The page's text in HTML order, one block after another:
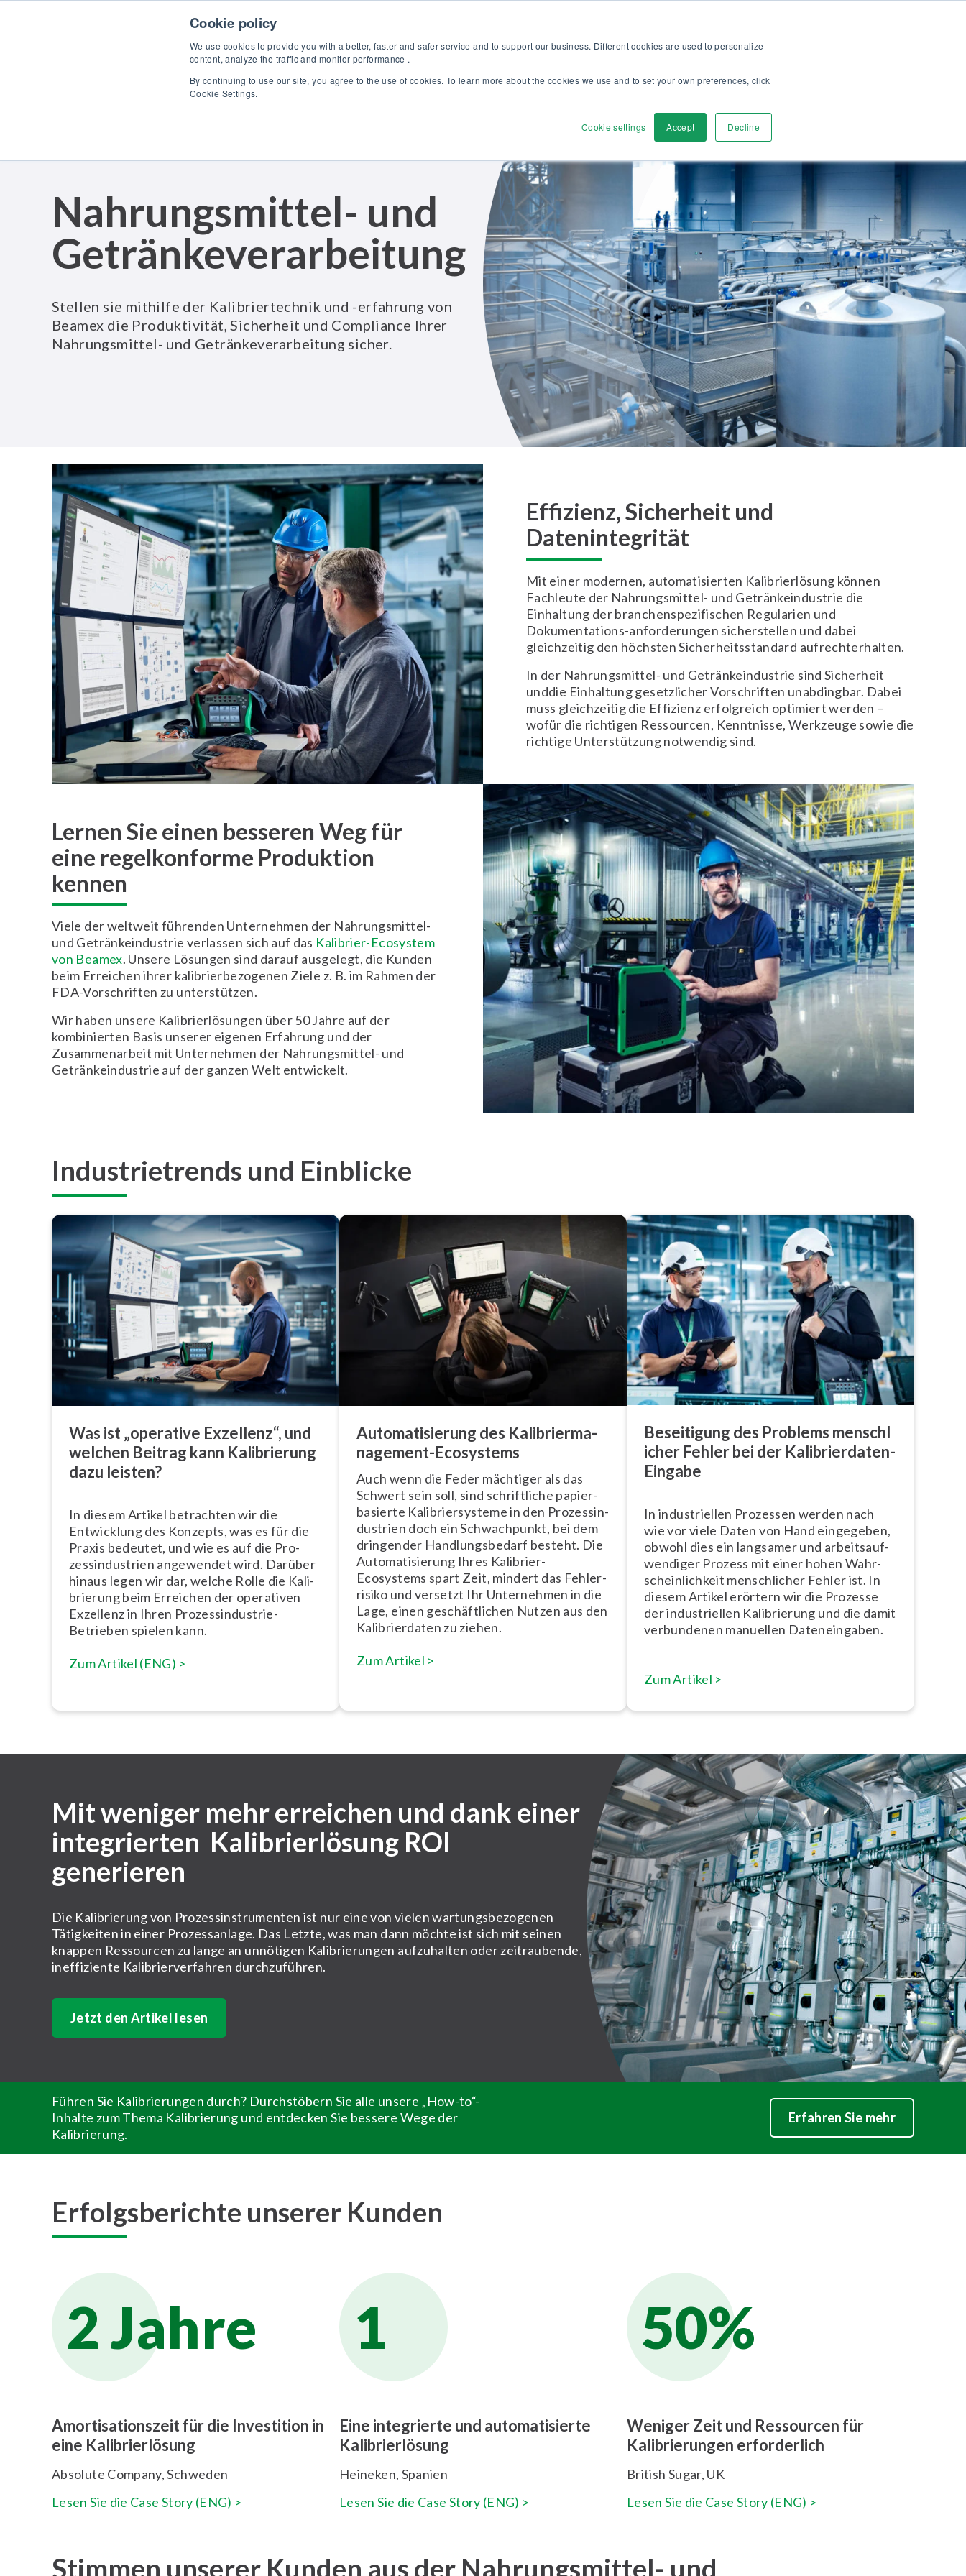
Cookie policy
We use cookies to provide you with a better, faster and safer service and to support our business. Different cookies are used to personalize
content, analyze the traffic and monitor performance .
By continuing to use our site, you agree to the use of cookies. To learn more about the cookies we use and to set your own preferences, click
Cookie Settings.
Cookie settings Accept Decline
Produkte Lösungen Dienstleistungen Discover
Nahrungsmittel- und
Getränkeverarbeitung
Stellen sie mithilfe der Kalibriertechnik und -erfahrung von
Beamex die Produktivität, Sicherheit und Compliance Ihrer
Nahrungsmittel- und Getränkeverarbeitung sicher.
Effizienz, Sicherheit und
Datenintegrität
Mit einer modernen, automatisierten Kalibrierlösung können
Fachleute der Nahrungsmittel- und Getränkeindustrie die
Einhaltung der branchenspezifischen Regularien und
Dokumentations-anforderungen sicherstellen und dabei
gleichzeitig den höchsten Sicherheitsstandard aufrechterhalten.
In der Nahrungsmittel- und Getränkeindustrie sind Sicherheit
unddie Einhaltung gesetzlicher Vorschriften unabdingbar. Dabei
muss gleichzeitig die Effizienz erfolgreich optimiert werden –
wofür die richtigen Ressourcen, Kenntnisse, Werkzeuge sowie die
richtige Unterstützung notwendig sind.
Lernen Sie einen besseren Weg für
eine regelkonforme Produktion
kennen
Viele der weltweit führenden Unternehmen der Nahrungsmittel-
und Getränkeindustrie verlassen sich auf das Kalibrier-Ecosystem
von Beamex. Unsere Lösungen sind darauf ausgelegt, die Kunden
beim Erreichen ihrer kalibrierbezogenen Ziele z. B. im Rahmen der
FDA-Vorschriften zu unterstützen.
Wir haben unsere Kalibrierlösungen über 50 Jahre auf der
kombinierten Basis unserer eigenen Erfahrung und der
Zusammenarbeit mit Unternehmen der Nahrungsmittel- und
Getränkeindustrie auf der ganzen Welt entwickelt.
Industrietrends und Einblicke
Was ist „operative Exzellenz“, und
welchen Beitrag kann Ka­li­brie­rung
dazu leisten?
In diesem Artikel betrachten wir die
Entwicklung des Konzepts, was es für die
Praxis bedeutet, und wie es auf die Pro­
zess­in­dus­trien angewendet wird. Darüber
hinaus legen wir dar, welche Rolle die Ka­li­
brie­rung beim Erreichen der operativen
Exzellenz in Ihren Pro­zess­in­dus­trie-
Betrieben spielen kann.
Zum Artikel (ENG) >
Au­to­ma­ti­sie­rung des Ka­li­brier­ma­
nage­ment-Ecosystems
Auch wenn die Feder mächtiger als das
Schwert sein soll, sind schrift­li­che pa­pier­
ba­sier­te Ka­li­brier­sys­te­me in den Pro­zess­in­
dus­trien doch ein Schwach­punkt, bei dem
dringender Hand­lungs­be­darf besteht. Die
Au­to­ma­ti­sie­rung Ihres Kalibrier-
Ecosystems spart Zeit, mindert das Feh­ler­
ri­si­ko und versetzt Ihr Unternehmen in die
Lage, einen ge­schäft­li­chen Nutzen aus den
Ka­li­brier­da­ten zu ziehen.
Zum Artikel >
Beseitigung des Problems mensch­l
i­cher Fehler bei der Ka­li­brier­da­ten-
Eingabe
In in­dus­tri­el­len Prozessen werden nach
wie vor viele Daten von Hand eingegeben,
obwohl dies ein langsamer und ar­beits­auf­
wen­di­ger Prozess mit einer hohen Wahr­
schein­lich­keit mensch­li­cher Fehler ist. In
diesem Artikel erörtern wir die Prozesse
der in­dus­tri­el­len Ka­li­brie­rung und die damit
verbundenen manuellen Da­ten­ein­ga­ben.
Zum Artikel >
Mit weniger mehr erreichen und dank einer
integrierten Kalibrierlösung ROI
generieren
Die Kalibrierung von Prozessinstrumenten ist nur eine von vielen wartungsbezogenen
Tätigkeiten in einer Prozessanlage. Das Letzte, was man dann möchte ist sich mit seinen
knappen Ressourcen zu lange an unnötigen Kalibrierungen aufzuhalten oder zeitraubende,
ineffiziente Kalibrierverfahren durchzuführen.
Jetzt den Artikel lesen
Führen Sie Kalibrierungen durch? Durchstöbern Sie alle unsere „How-to“-
Inhalte zum Thema Kalibrierung und entdecken Sie bessere Wege der
Kalibrierung.
Erfahren Sie mehr
Erfolgsberichte unserer Kunden
2 Jahre
Amortisationszeit für die Investition in
eine Kalibrierlösung
Absolute Company, Schweden
Lesen Sie die Case Story (ENG) >
1
Eine integrierte und automatisierte
Kalibrierlösung
Heineken, Spanien
Lesen Sie die Case Story (ENG) >
50%
Weniger Zeit und Ressourcen für
Kalibrierungen erforderlich
British Sugar, UK
Lesen Sie die Case Story (ENG) >
Stimmen unserer Kunden aus der Nahrungsmittel- und